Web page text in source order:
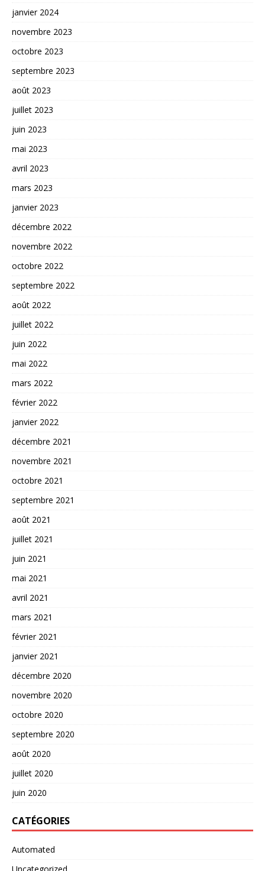
janvier 2024
novembre 2023
octobre 2023
septembre 2023
août 2023
juillet 2023
juin 2023
mai 2023
avril 2023
mars 2023
janvier 2023
décembre 2022
novembre 2022
octobre 2022
septembre 2022
août 2022
juillet 2022
juin 2022
mai 2022
mars 2022
février 2022
janvier 2022
décembre 2021
novembre 2021
octobre 2021
septembre 2021
août 2021
juillet 2021
juin 2021
mai 2021
avril 2021
mars 2021
février 2021
janvier 2021
décembre 2020
novembre 2020
octobre 2020
septembre 2020
août 2020
juillet 2020
juin 2020
CATÉGORIES
Automated